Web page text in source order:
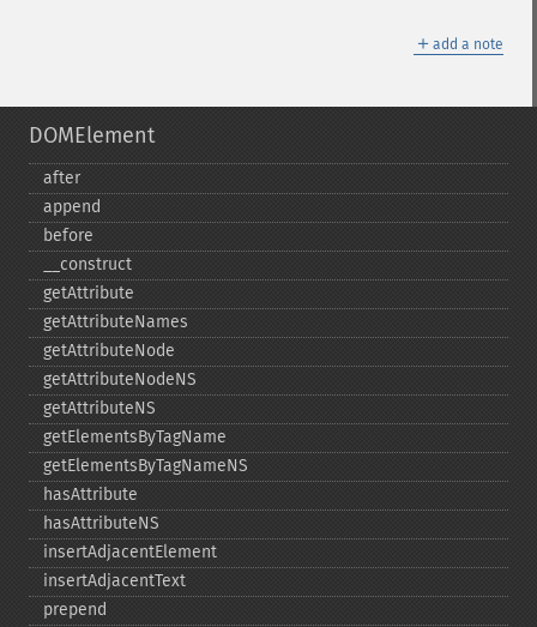
＋ add a note
DOMElement
after
append
before
_​_​construct
getAttribute
getAttributeNames
getAttributeNode
getAttributeNodeNS
getAttributeNS
getElementsByTagName
getElementsByTagNameNS
hasAttribute
hasAttributeNS
insertAdjacentElement
insertAdjacentText
prepend